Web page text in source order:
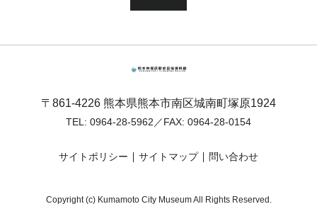
〒861-4226 熊本県熊本市南区城南町塚原1924
TEL: 0964-28-5962 ／FAX: 0964-28-0154
サイトポリシー サイトマップ 問い合わせ
Copyright (c) Kumamoto City Museum All Rights Reserved.